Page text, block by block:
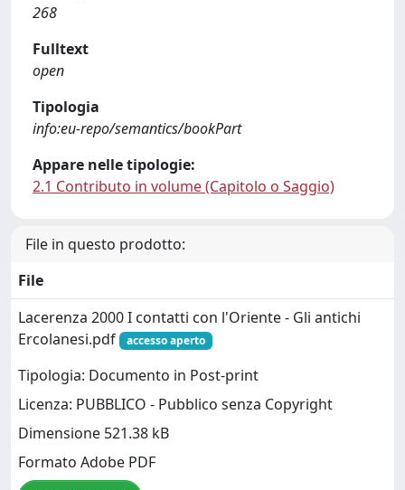
268
Fulltext
open
Tipologia
info:eu-repo/semantics/bookPart
Appare nelle tipologie:
2.1 Contributo in volume (Capitolo o Saggio)
File in questo prodotto:
File
Lacerenza 2000 I contatti con l'Oriente - Gli antichi
Ercolanesi.pdf
accesso aperto
Tipologia: Documento in Post-print
Licenza: PUBBLICO - Pubblico senza Copyright
Dimensione 521.38 kB
Formato Adobe PDF